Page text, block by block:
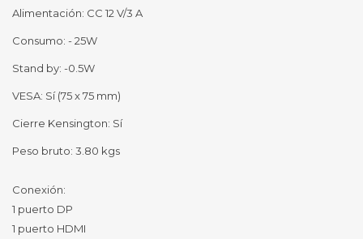
Alimentación: CC 12 V/3 A
Consumo: - 25W
Stand by: -0.5W
VESA: Sí (75 x 75 mm)
Cierre Kensington: Sí
Peso bruto: 3.80 kgs
Conexión:
1 puerto DP
1 puerto HDMI